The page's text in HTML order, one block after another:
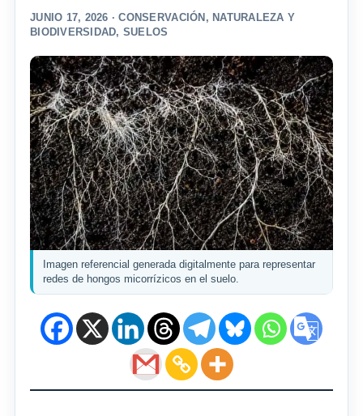
JUNIO 17, 2026 ·CONSERVACIÓN , NATURALEZA Y
BIODIVERSIDAD, SUELOS
Imagen referencial generada digitalmente para representar
redes de hongos micorrízicos en el suelo.